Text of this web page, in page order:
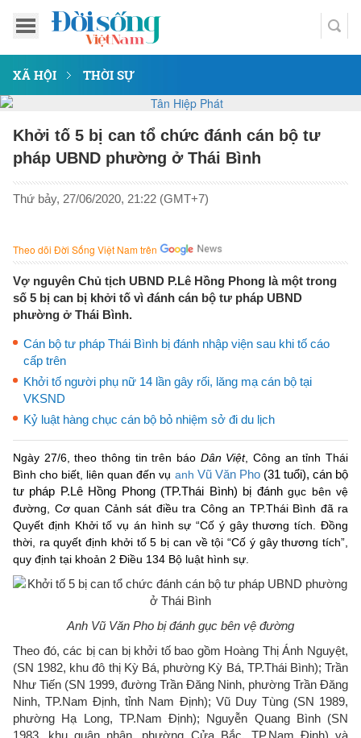
XÃ HỘI THỜI SỰ
Khởi tố 5 bị can tổ chức đánh cán bộ tư
pháp UBND phường ở Thái Bình
Thứ bảy, 27/06/2020, 21:22 (GMT+7)
Theo dõi Đời Sống Việt Nam trên
Vợ nguyên Chủ tịch UBND P.Lê Hồng Phong là một trong
số 5 bị can bị khởi tố vì đánh cán bộ tư pháp UBND
phường ở Thái Bình.
Cán bộ tư pháp Thái Bình bị đánh nhập viện sau khi tố cáo
cấp trên
Khởi tố người phụ nữ 14 lần gây rối, lăng mạ cán bộ tại
VKSND
Kỷ luật hàng chục cán bộ bỏ nhiệm sở đi du lịch
Ngày 27/6, theo thông tin trên báo Dân Việt, Công an tỉnh Thái
Bình cho biết, liên quan đến vụ anh Vũ Văn Pho(31 tuổi), cán bộ
tư pháp P.Lê Hồng Phong (TP.Thái Bình) bị đánhgục bên vệ
đường, Cơ quan Cảnh sát điều tra Công an TP.Thái Bình đã ra
Quyết định Khởi tố vụ án hình sự “Cố ý gây thương tích. Đồng
thời, ra quyết định khởi tố 5 bị can về tội “Cố ý gây thương tích”,
quy định tại khoản 2 Điều 134 Bộ luật hình sự.
Anh Vũ Văn Pho bị đánh gục bên vệ đường
Theo đó, các bị can bị khởi tố bao gồm Hoàng Thị Ánh Nguyệt,
(SN 1982, khu đô thị Kỳ Bá, phường Kỳ Bá, TP.Thái Bình); Trần
Như Tiến (SN 1999, đường Trần Đăng Ninh, phường Trần Đăng
Ninh, TP.Nam Định, tỉnh Nam Định); Vũ Duy Tùng (SN 1989,
phường Hạ Long, TP.Nam Định); Nguyễn Quang Bình (SN
1983, khu quân nhân, phường Cửa Bắc, TP.Nam Định) và